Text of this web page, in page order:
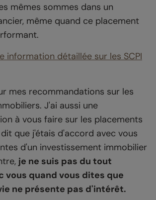
mêmes sommes dans un
même quand ce placement
information détaillée sur les SCPI
mes recommandations sur les
J'ai aussi une
à vous faire sur les placements
que j'étais d'accord avec vous
d'un investissement immobilier
je ne suis pas du tout
vous quand vous dites que
ne présente pas d'intérêt.